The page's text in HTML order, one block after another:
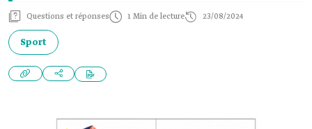
Questions et réponses 1 Min de lecture 23/08/2024
Sport